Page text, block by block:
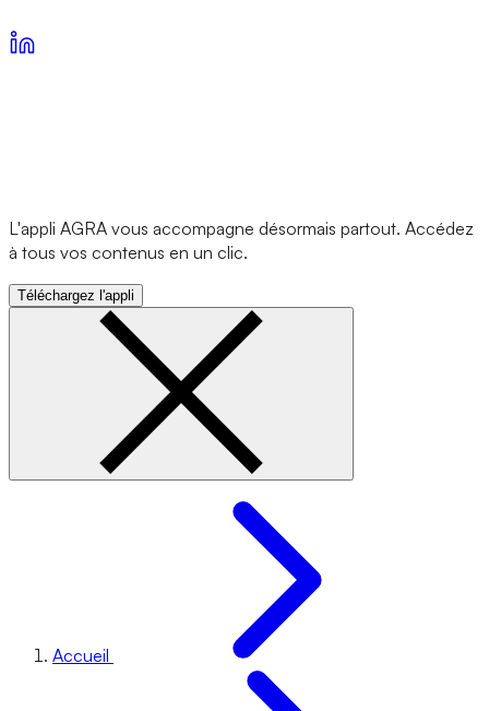
L'appli AGRA vous accompagne désormais partout. Accédez
à tous vos contenus en un clic.
Téléchargez l'appli
Accueil